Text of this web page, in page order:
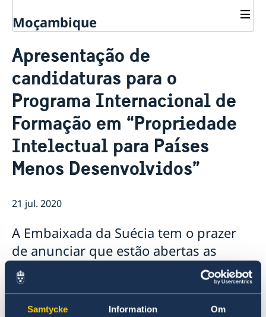
Samtycke Information Om
Moçambique
Sobre nós
Pessoal da Embaixada
Atualidades
Notícias
Vaga para Oficial de Comunicação
Vistos e Permissões de Residência, Trabalho e
Estudante para a Suécia
Contratação de serviços de monitoria em Niassa
para a Embaixada da Suécia em Maputo
Suécia e parceiros lançam subsídio para crianças em
Apresentação de
candidaturas para o
Programa Internacional de
Formação em “Propriedade
Intelectual para Países
Menos Desenvolvidos”
21 jul. 2020
A Embaixada da Suécia tem o prazer
de anunciar que estão abertas as
candidaturas para o Programa
Internacional de Formação em
“Propriedade Intelectual para Países